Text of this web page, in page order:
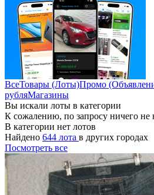
ВсеТовары (Лоты)Промо
рубляМагазины
Вы искали лоты в категории
К сожалению, по запросу ничего не
В категории нет лотов
Найдено 644 лота в других городах
Посмотреть все